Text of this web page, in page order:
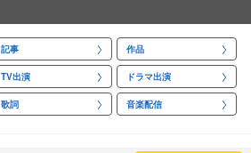
記事 作品
TV出演 ドラマ出演
歌詞 音楽配信